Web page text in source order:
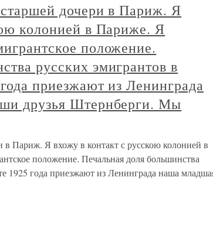
дочери в Париж. Я
колонией в Париже. Я
положение.
русских эмигрантов в
приезжают из Ленинграда
друзья Штернберги. Мы
в Париж. Я вхожу в контакт с русскою колонией в
положение. Печальная доля большинства
1925 года приезжают из Ленинграда наша